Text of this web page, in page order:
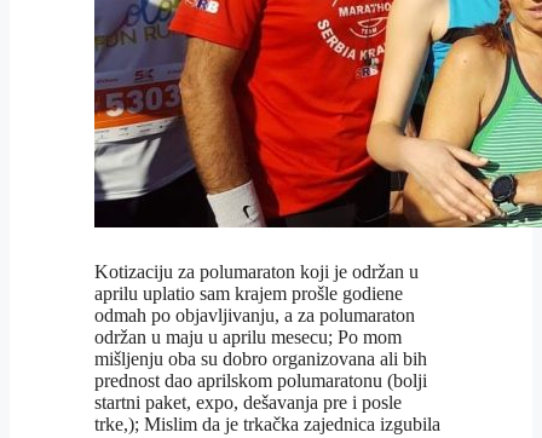
Kotizaciju za polumaraton koji je održan u
aprilu uplatio sam krajem prošle godiene
odmah po objavljivanju, a za polumaraton
održan u maju u aprilu mesecu; Po mom
mišljenju oba su dobro organizovana ali bih
prednost dao aprilskom polumaratonu (bolji
startni paket, expo, dešavanja pre i posle
trke,); Mislim da je trkačka zajednica izgubila